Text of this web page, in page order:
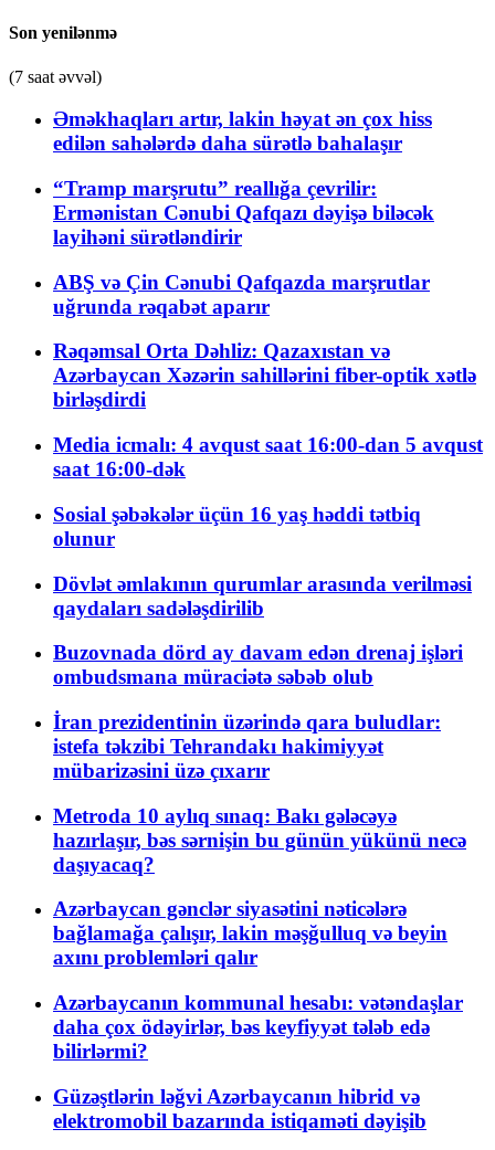
Son yenilənmə
(7 saat əvvəl)
Əməkhaqları artır, lakin həyat ən çox hiss
edilən sahələrdə daha sürətlə bahalaşır
“Tramp marşrutu” reallığa çevrilir:
Ermənistan Cənubi Qafqazı dəyişə biləcək
layihəni sürətləndirir
ABŞ və Çin Cənubi Qafqazda marşrutlar
uğrunda rəqabət aparır
Rəqəmsal Orta Dəhliz: Qazaxıstan və
Azərbaycan Xəzərin sahillərini fiber-optik xətlə
birləşdirdi
Media icmalı: 4 avqust saat 16:00-dan 5 avqust
saat 16:00-dək
Sosial şəbəkələr üçün 16 yaş həddi tətbiq
olunur
Dövlət əmlakının qurumlar arasında verilməsi
qaydaları sadələşdirilib
Buzovnada dörd ay davam edən drenaj işləri
ombudsmana müraciətə səbəb olub
İran prezidentinin üzərində qara buludlar:
istefa təkzibi Tehrandakı hakimiyyət
mübarizəsini üzə çıxarır
Metroda 10 aylıq sınaq: Bakı gələcəyə
hazırlaşır, bəs sərnişin bu günün yükünü necə
daşıyacaq?
Azərbaycan gənclər siyasətini nəticələrə
bağlamağa çalışır, lakin məşğulluq və beyin
axını problemləri qalır
Azərbaycanın kommunal hesabı: vətəndaşlar
daha çox ödəyirlər, bəs keyfiyyət tələb edə
bilirlərmi?
Güzəştlərin ləğvi Azərbaycanın hibrid və
elektromobil bazarında istiqaməti dəyişib